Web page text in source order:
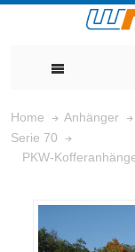
Home Anhänger
Serie 70
PKW-